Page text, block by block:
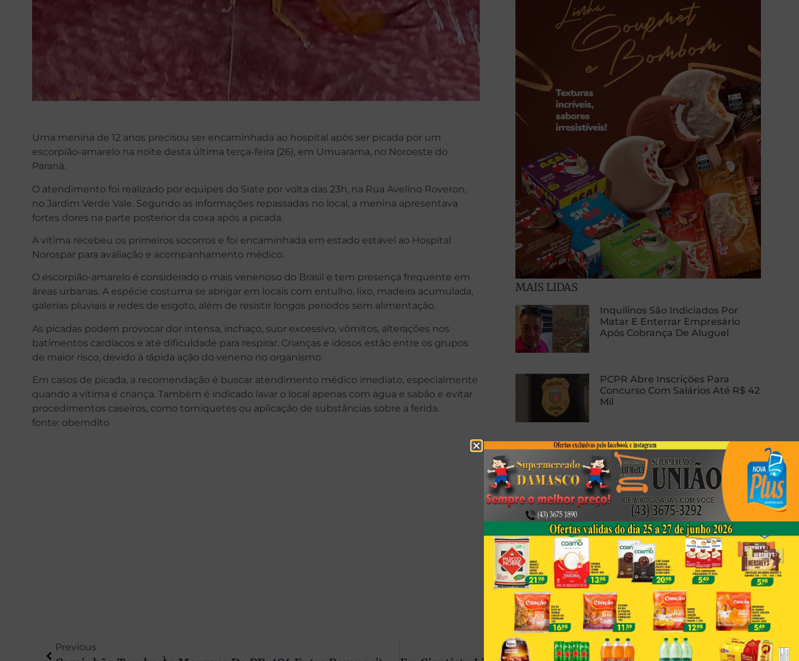
Uma menina de 12 anos precisou ser encaminhada ao hospital após ser picada por um
escorpião-amarelo na noite desta última terça-feira (26), em Umuarama, no Noroeste do
Paraná.
O atendimento foi realizado por equipes do Siate por volta das 23h, na Rua Avelino Roveron,
no Jardim Verde Vale. Segundo as informações repassadas no local, a menina apresentava
fortes dores na parte posterior da coxa após a picada.
A vítima recebeu os primeiros socorros e foi encaminhada em estado estável ao Hospital
Norospar para avaliação e acompanhamento médico.
O escorpião-amarelo é considerado o mais venenoso do Brasil e tem presença frequente em
áreas urbanas. A espécie costuma se abrigar em locais com entulho, lixo, madeira acumulada,
galerias pluviais e redes de esgoto, além de resistir longos períodos sem alimentação.
As picadas podem provocar dor intensa, inchaço, suor excessivo, vômitos, alterações nos
batimentos cardíacos e até dificuldade para respirar. Crianças e idosos estão entre os grupos
de maior risco, devido à rápida ação do veneno no organismo.
Em casos de picada, a recomendação é buscar atendimento médico imediato, especialmente
quando a vítima é criança. Também é indicado lavar o local apenas com água e sabão e evitar
procedimentos caseiros, como torniquetes ou aplicação de substâncias sobre a ferida.
fonte: obemdito
MAIS LIDAS
Inquilinos São Indiciados Por
Matar E Enterrar Empresário
Após Cobrança De Aluguel
PCPR Abre Inscrições Para
Concurso Com Salários Até R$ 42
Mil
Foto Registrada Durante
Peregrinação Em Porecatu
Emociona Fiéis Por Semelhança
Com A Sagrada Face De Jesus
Corpo Em Decomposição É
Encontrado Em Londrina
Previous Next